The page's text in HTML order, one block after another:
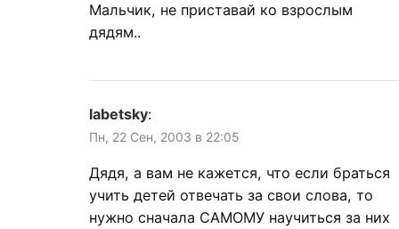
Мальчик, не приставай ко взрослым
дядям..
labetsky:
Пн, 22 Сен, 2003 в 22:05
Дядя, а вам не кажется, что если браться
учить детей отвечать за свои слова, то
нужно сначала САМОМУ научиться за них